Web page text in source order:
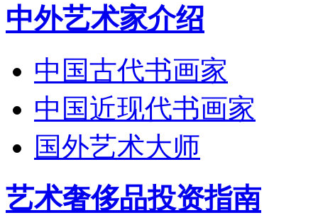
中外艺术家介绍
中国古代书画家
中国近现代书画家
国外艺术大师
艺术奢侈品投资指南